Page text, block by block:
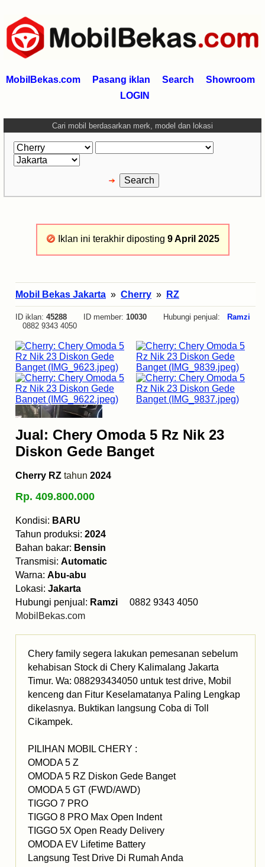
MobilBekas.com Pasang iklan Search
Showroom
LOGIN
Cari mobil berdasarkan merk, model dan lokasi
Iklan ini terakhir diposting 9 April 2025
Mobil Bekas Jakarta » Cherry » RZ
ID iklan: 45288 ID member: 10030 Hubungi penjual:
Ramzi
0882 9343 4050
Jual: Chery Omoda 5 Rz Nik 23
Diskon Gede Banget
Cherry RZ tahun 2024
Rp. 409.800.000
Kondisi: BARU
Tahun produksi: 2024
Bahan bakar: Bensin
Transmisi: Automatic
Warna: Abu-abu
Lokasi: Jakarta
Hubungi penjual: Ramzi 0882 9343 4050
MobilBekas.com
Chery family segera lakukan pemesanan sebelum
kehabisan Stock di Chery Kalimalang Jakarta
Timur. Wa: 088293434050 untuk test drive, Mobil
kenceng dan Fitur Keselamatanya Paling Lengkap
dikelasnya. Buktikan langsung Coba di Toll
Cikampek.
PILIHAN MOBIL CHERY :
OMODA 5 Z
OMODA 5 RZ Diskon Gede Banget
OMODA 5 GT (FWD/AWD)
TIGGO 7 PRO
TIGGO 8 PRO Max Open Indent
TIGGO 5X Open Ready Delivery
OMODA EV Lifetime Battery
Langsung Test Drive Di Rumah Anda